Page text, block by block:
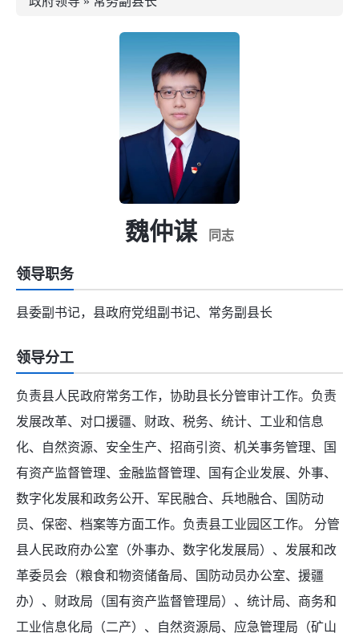
魏仲谋 同志
领导职务
县委副书记，县政府党组副书记、常务副县长
领导分工
负责县人民政府常务工作，协助县长分管审计工作。负责
发展改革、对口援疆、财政、税务、统计、工业和信息
化、自然资源、安全生产、招商引资、机关事务管理、国
有资产监督管理、金融监督管理、国有企业发展、外事、
数字化发展和政务公开、军民融合、兵地融合、国防动
员、保密、档案等方面工作。负责县工业园区工作。 分管
县人民政府办公室（外事办、数字化发展局）、发展和改
革委员会（粮食和物资储备局、国防动员办公室、援疆
办）、财政局（国有资产监督管理局）、统计局、商务和
工业信息化局（二产）、自然资源局、应急管理局（矿山